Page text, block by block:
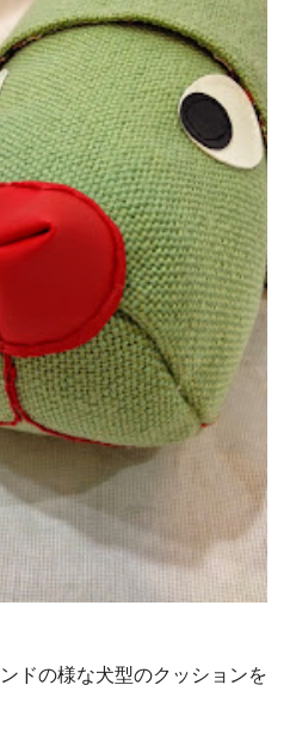
ドの様な犬型のクッションを